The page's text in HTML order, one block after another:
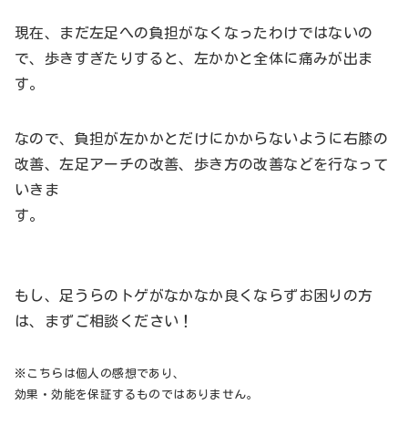
現在、まだ左足への負担がなくなったわけではないの
で、歩きすぎたりすると、左かかと全体に痛みが出ま
す。
なので、負担が左かかとだけにかからないように右膝の
改善、左足アーチの改善、歩き方の改善などを行なって
いきま
す。
もし、足うらのトゲがなかなか良くならずお困りの方
は、まずご相談ください！
※こちらは個人の感想であり、
効果・効能を保証するものではありません。